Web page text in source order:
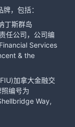
，包括：
丁斯群岛
任公司，公司编
Services
& the
加拿大金融交
编号为
Way,